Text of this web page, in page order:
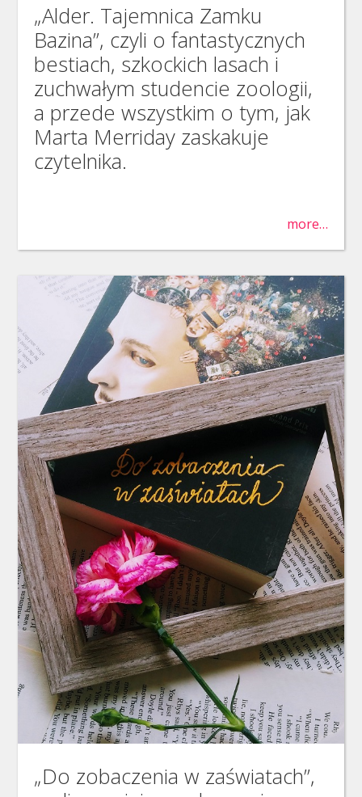
„Alder. Tajemnica Zamku
Bazina”, czyli o fantastycznych
bestiach, szkockich lasach i
zuchwałym studencie zoologii,
a przede wszystkim o tym, jak
Marta Merriday zaskakuje
czytelnika.
more…
„Do zobaczenia w zaświatach”,